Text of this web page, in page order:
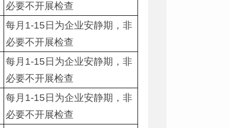
必要不开展检查
每月1-15日为企业安静期，非
必要不开展检查
每月1-15日为企业安静期，非
必要不开展检查
每月1-15日为企业安静期，非
必要不开展检查